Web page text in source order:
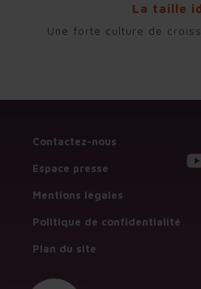
La taille
Une forte culture de
Contactez-nous
Espace presse
Mentions légales
Politique de confidentialité
Plan du site